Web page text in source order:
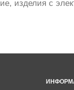
изделия с